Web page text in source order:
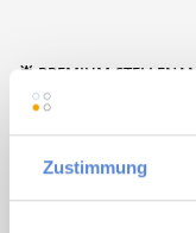
Zustimmung
🌟 PREMIUM-